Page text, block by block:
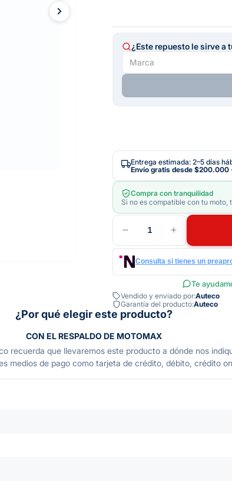
¿Este repuesto le sirve a
Entrega estimada: 2–5 días
Envío gratis desde $200.000 ·
Compra con tranquilidad
Si no es compatible con tu
1
Consulta si tienes un
Te
Vendido y enviado por:Auteco
Garantía del producto:Auteco
¿Por qué elegir este producto?
CON EL RESPALDO DE MOTOMAX
recuerda que llevaremos este producto a dónde nos
medios de pago como tarjeta de crédito, débito, crédito